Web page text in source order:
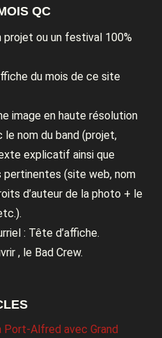
QC
projet ou un festival 100%
du mois de ce site
image en haute résolution
nom du band (projet,
explicatif ainsi que
(site web, nom
d’auteur de la photo + le
: Tête d’affiche.
, le Bad Crew.
Port-Alfred avec Grand